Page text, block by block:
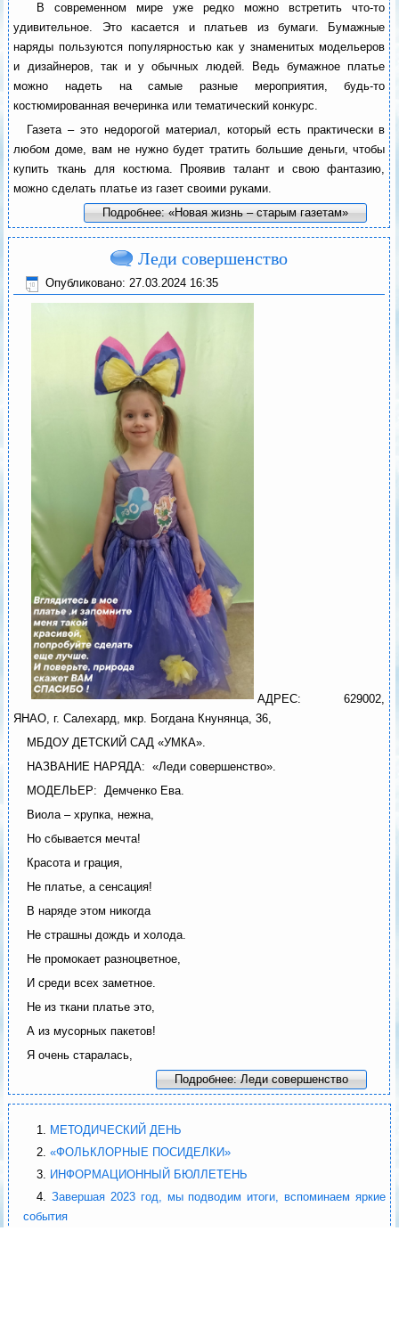
В современном мире уже редко можно встретить что-то
удивительное. Это касается и платьев из бумаги. Бумажные
наряды пользуются популярностью как у знаменитых модельеров
и дизайнеров, так и у обычных людей. Ведь бумажное платье
можно надеть на самые разные мероприятия, будь-то
костюмированная вечеринка или тематический конкурс.
Газета – это недорогой материал, который есть практически в
любом доме, вам не нужно будет тратить большие деньги, чтобы
купить ткань для костюма. Проявив талант и свою фантазию,
можно сделать платье из газет своими руками.
Подробнее: «Новая жизнь – старым газетам»
Леди совершенство
Опубликовано: 27.03.2024 16:35
АДРЕС: 629002,
ЯНАО, г. Салехард, мкр. Богдана Кнунянца, 36,
МБДОУ ДЕТСКИЙ САД «УМКА».
НАЗВАНИЕ НАРЯДА: «Леди совершенство».
МОДЕЛЬЕР: Демченко Ева.
Виола – хрупка, нежна,
Но сбывается мечта!
Красота и грация,
Не платье, а сенсация!
В наряде этом никогда
Не страшны дождь и холода.
Не промокает разноцветное,
И среди всех заметное.
Не из ткани платье это,
А из мусорных пакетов!
Я очень старалась,
Подробнее: Леди совершенство
МЕТОДИЧЕСКИЙ ДЕНЬ
«ФОЛЬКЛОРНЫЕ ПОСИДЕЛКИ»
ИНФОРМАЦИОННЫЙ БЮЛЛЕТЕНЬ
Завершая 2023 год, мы подводим итоги, вспоминаем яркие
события